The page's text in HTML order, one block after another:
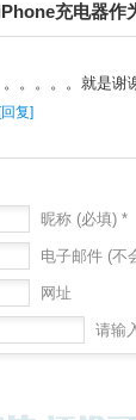
充电器作
。。。。就是谢
[回复]
昵称 (必填) *
电子邮件 (不
网址
请输